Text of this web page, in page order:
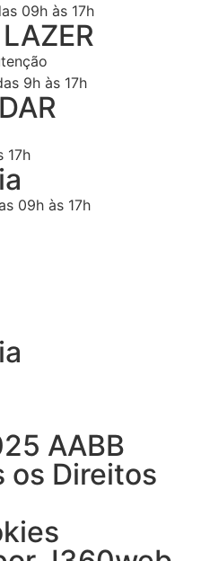
09h às 17h
9h às 17h
17h
09h às 17h
AABB
os Direitos